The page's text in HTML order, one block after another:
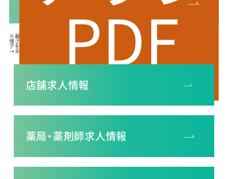
※最新のチラシ情報が表示されない場合は、前回閲覧いただいた情報がブラウザに記
憶されている可能性がございます。その際はお手数ですがブラウザのキャッシュクリ
アを行ってください。
→キャッシュクリアの方法はこちら
店舗求人情報
薬局・薬剤師求人情報